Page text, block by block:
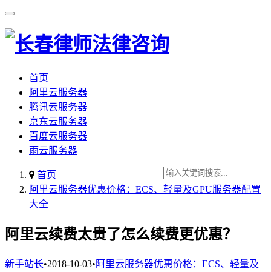
首页
阿里云服务器
腾讯云服务器
京东云服务器
百度云服务器
雨云服务器
首页
阿里云服务器优惠价格：ECS、轻量及GPU服务器配置
大全
阿里云续费太贵了怎么续费更优惠？
新手站长•2018-10-03• 阿里云服务器优惠价格：ECS、轻量及